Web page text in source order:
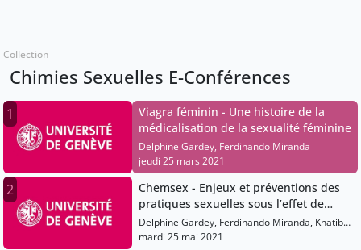
Collection
Chimies Sexuelles E-Conférences
1
Viagra féminin - Une histoire de la
médicalisation de la sexualité féminine
Delphine Gardey, Ferdinando Miranda
jeudi 25 mars 2021
2
Chemsex - Enjeux et préventions des
pratiques sexuelles sous l’effet de
psychotropes
Delphine Gardey, Ferdinando Miranda, Khatiba
Khatibi, Ezia Oppliger, Ezgi Gozlugol, Emma
mardi 25 mai 2021